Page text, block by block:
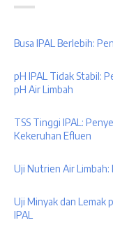
Busa IPAL Berlebih:
pH IPAL Tidak Stabil:
pH Air Limbah
TSS Tinggi IPAL:
Kekeruhan Efluen
Uji Nutrien Air
Uji Minyak dan Lemak
IPAL